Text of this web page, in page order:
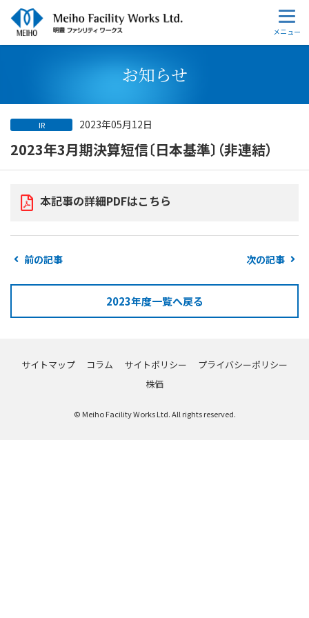
お知らせ
IR 2023年05月12日
2023年3月期決算短信〔日本基準〕（非連結）
本記事の詳細PDFはこちら
前の記事 次の記事
2023年度一覧へ戻る
サイトマップ コラム サイトポリシー
プライバシーポリシー
株価
© Meiho Facility Works Ltd. All rights reserved.